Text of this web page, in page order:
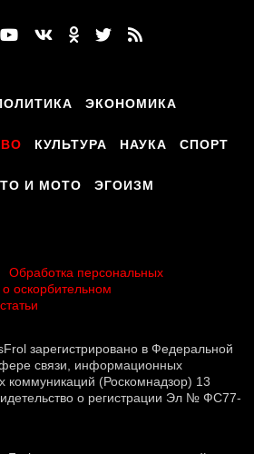
ЭКОНОМИКА
КУЛЬТУРА НАУКА СПОРТ
И МОТО ЭГОИЗМ
Обработка персональных
оскорбительном
зарегистрировано в Федеральной
связи, информационных
коммуникаций (Роскомнадзор) 13
о регистрации Эл № ФС77-